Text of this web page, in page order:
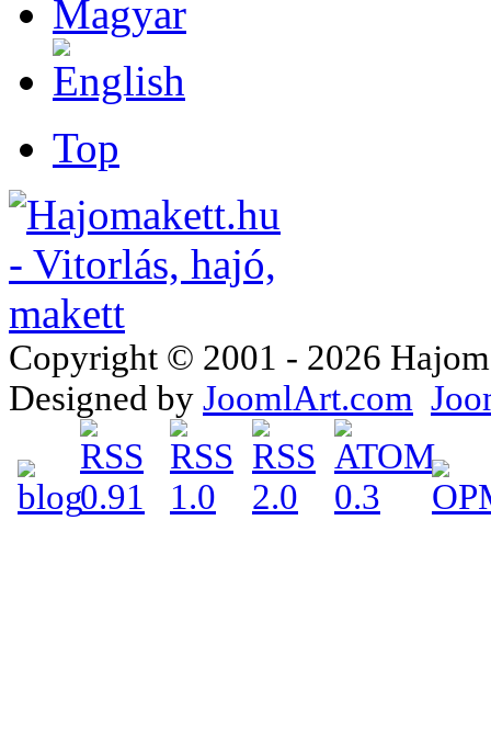
Top
Copyright © 2001 - 2026
Designed by JoomlArt.com